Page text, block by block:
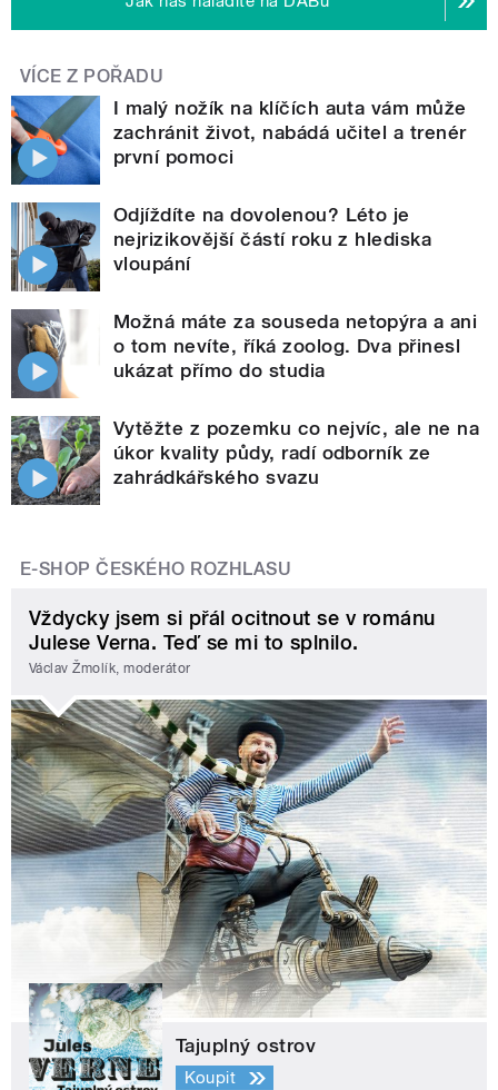
VÍCE Z POŘADU
I malý nožík na klíčích auta vám může
zachránit život, nabádá učitel a trenér
první pomoci
Odjíždíte na dovolenou? Léto je
nejrizikovější částí roku z hlediska
vloupání
Možná máte za souseda netopýra a ani
o tom nevíte, říká zoolog. Dva přinesl
ukázat přímo do studia
Vytěžte z pozemku co nejvíc, ale ne na
úkor kvality půdy, radí odborník ze
zahrádkářského svazu
E-SHOP ČESKÉHO ROZHLASU
Vždycky jsem si přál ocitnout se v románu
Julese Verna. Teď se mi to splnilo.
Václav Žmolík, moderátor
Tajuplný ostrov
Koupit